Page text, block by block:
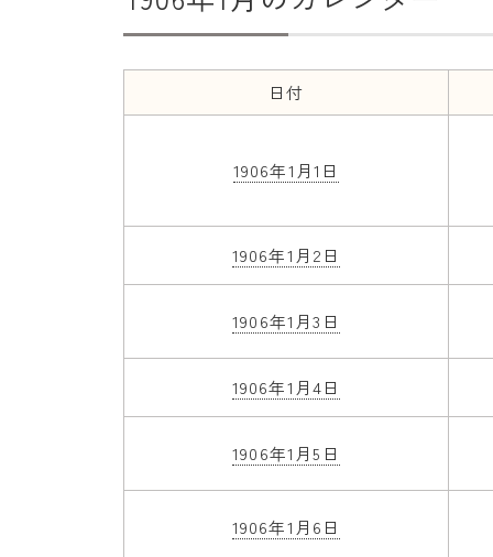
日付
1906年1月1日
1906年1月2日
1906年1月3日
1906年1月4日
1906年1月5日
1906年1月6日